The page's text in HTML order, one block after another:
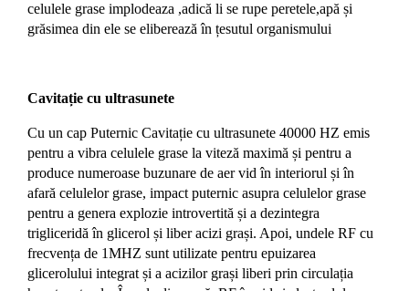
celulele grase implodeaza ,adică li se rupe peretele,apă și
grăsimea din ele se eliberează în țesutul organismului
Cavitație cu ultrasunete
Cu un cap Puternic Cavitație cu ultrasunete 40000 HZ emis
pentru a vibra celulele grase la viteză maximă și pentru a
produce numeroase buzunare de aer vid în interiorul și în
afară celulelor grase, impact puternic asupra celulelor grase
pentru a genera explozie introvertită și a dezintegra
trigliceridă în glicerol și liber acizi grași. Apoi, undele RF cu
frecvența de 1MHZ sunt utilizate pentru epuizarea
glicerolului integrat și a acizilor grași liberi prin circulația